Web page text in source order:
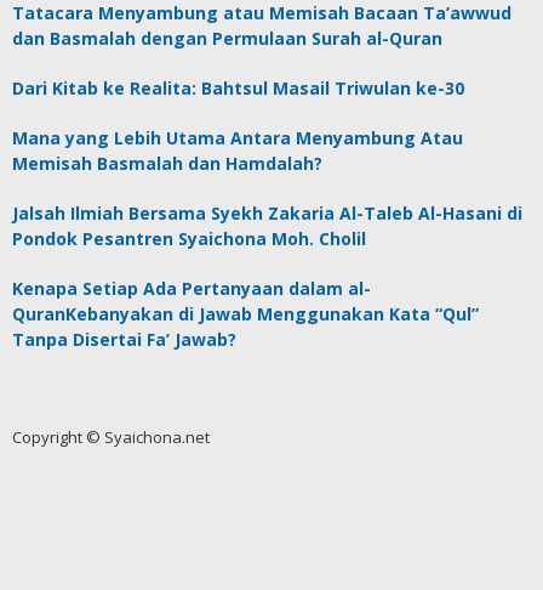
Tatacara Menyambung atau Memisah Bacaan Ta’awwud
dan Basmalah dengan Permulaan Surah al-Quran
Dari Kitab ke Realita: Bahtsul Masail Triwulan ke-30
Mana yang Lebih Utama Antara Menyambung Atau
Memisah Basmalah dan Hamdalah?
Jalsah Ilmiah Bersama Syekh Zakaria Al-Taleb Al-Hasani di
Pondok Pesantren Syaichona Moh. Cholil
Kenapa Setiap Ada Pertanyaan dalam al-
QuranKebanyakan di Jawab Menggunakan Kata “Qul”
Tanpa Disertai Fa’ Jawab?
Copyright © Syaichona.net